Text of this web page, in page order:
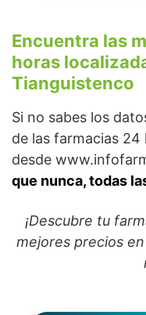
Encuentra las
horas
Tianguistenco
Si no sabes los
de las farmacias
desde
que nunca, todas
¡Descubre tu
mejores precios